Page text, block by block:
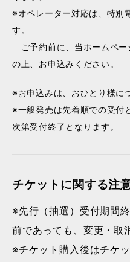
※オペレーター対応は、特別
す。
ご予約前に、当ホームペー
の上、お申込みください。
※お申込みは、おひとり様に
※一般発売は先着順での受付
次第受付終了となります。
チケットに関する注
※先行（抽選）受付期間
前であっても、変更・取
※チケット購入後はチケ